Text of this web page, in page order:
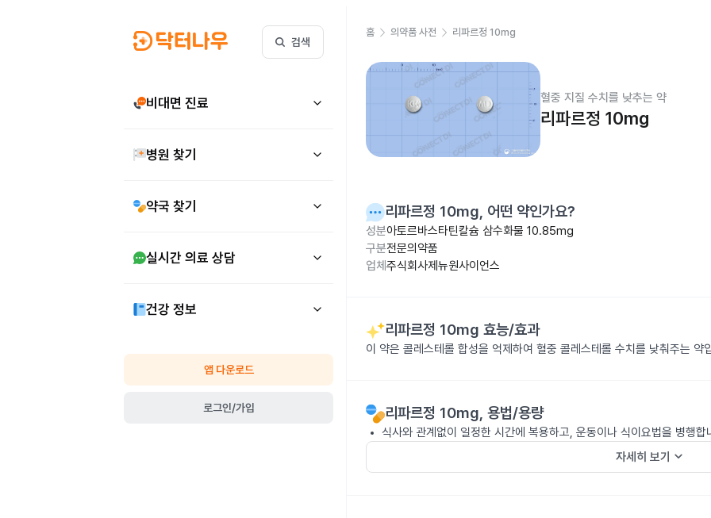
검색
비대면 진료
병원 찾기
약국 찾기
실시간 의료 상담
건강 정보
앱 다운로드
로그인/가입
홈 의약품 사전 리파르정 10mg
혈중 지질 수치를 낮추는 약
리파르정 10mg
리파르정 10mg, 어떤 약인가요?
성분아토르바스타틴칼슘 삼수화물 10.85mg
구분전문의약품
업체 주식회사제뉴원사이언스
리파르정 10mg 효능/효과
이 약은 콜레스테롤 합성을 억제하여 혈중 콜레스테롤 수치를 낮춰주는 약
리파르정 10mg, 용법/용량
식사와 관계없이 일정한 시간에 복용하고, 운동이나 식이요법을 병행합
자세히 보기 keyboard_arrow_down